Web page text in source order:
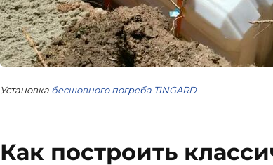
Установка бесшовного погреба TINGARD
Как построить